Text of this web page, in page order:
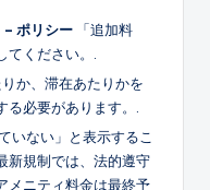
– ポリシー 「追加料
ください。.
か、滞在あたりかを
必要があります。.
いない」と表示するこ
新規制では、法的遵守
メニティ料金は最終予